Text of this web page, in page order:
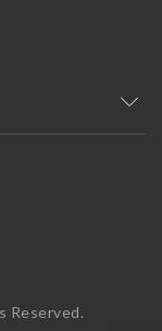
Reserved.